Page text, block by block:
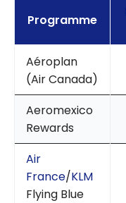
Programme
Aéroplan
(Air Canada)
Aeromexico
Rewards
Air
France/KLM
Flying Blue